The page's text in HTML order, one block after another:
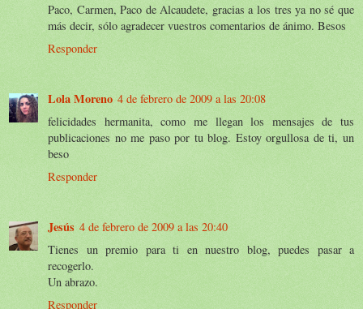
Paco, Carmen, Paco de Alcaudete, gracias a los tres ya no sé que
más decir, sólo agradecer vuestros comentarios de ánimo. Besos
Responder
Lola Moreno 4 de febrero de 2009 a las 20:08
felicidades hermanita, como me llegan los mensajes de tus
publicaciones no me paso por tu blog. Estoy orgullosa de ti, un
beso
Responder
Jesús 4 de febrero de 2009 a las 20:40
Tienes un premio para ti en nuestro blog, puedes pasar a
recogerlo.
Un abrazo.
Responder